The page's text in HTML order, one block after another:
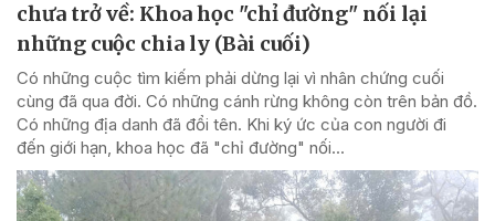
chưa trở về: Khoa học "chỉ đường" nối lại
những cuộc chia ly (Bài cuối)
Có những cuộc tìm kiếm phải dừng lại vì nhân chứng cuối
cùng đã qua đời. Có những cánh rừng không còn trên bản đồ.
Có những địa danh đã đổi tên. Khi ký ức của con người đi
đến giới hạn, khoa học đã "chỉ đường" nối...